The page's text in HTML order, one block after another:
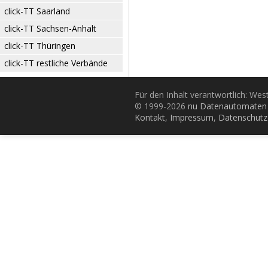
click-TT Saarland
click-TT Sachsen-Anhalt
click-TT Thüringen
click-TT restliche Verbände
Für den Inhalt verantwortlich:
© 1999-2026 nu
Kontakt, Impressum, Datenschutz